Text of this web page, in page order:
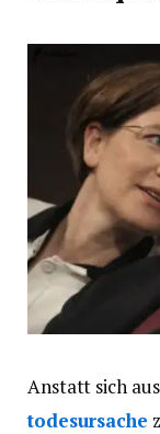
Anstatt sich
todesursache